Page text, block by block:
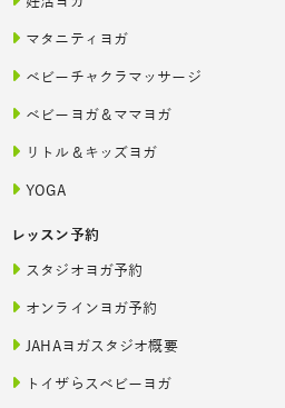
マタニティヨガ
ベビーチャクラマッサージ
ベビーヨガ＆ママヨガ
リトル＆キッズヨガ
YOGA
レッスン予約
スタジオヨガ予約
オンラインヨガ予約
JAHAヨガスタジオ概要
トイザらスベビーヨガ